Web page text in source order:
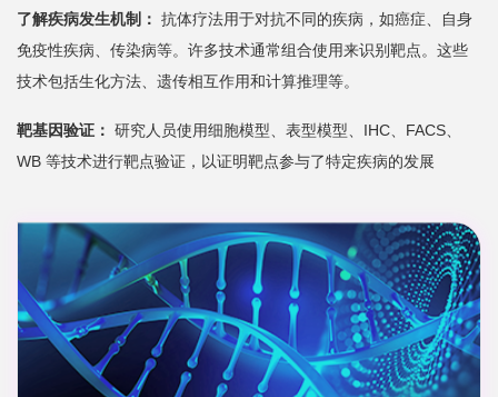
了解疾病发生机制： 抗体疗法用于对抗不同的疾病，如癌症、自身
免疫性疾病、传染病等。许多技术通常组合使用来识别靶点。这些
技术包括生化方法、遗传相互作用和计算推理等。
靶基因验证： 研究人员使用细胞模型、表型模型、IHC、FACS、
WB 等技术进行靶点验证，以证明靶点参与了特定疾病的发展